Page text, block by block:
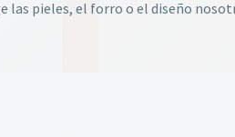
las pieles, el forro o el diseño